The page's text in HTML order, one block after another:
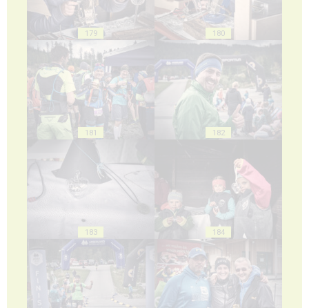
179 180
181 182
183 184